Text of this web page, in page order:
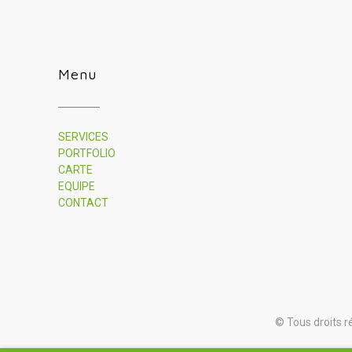
Menu
SERVICES
PORTFOLIO
CARTE
EQUIPE
CONTACT
© Tous droits